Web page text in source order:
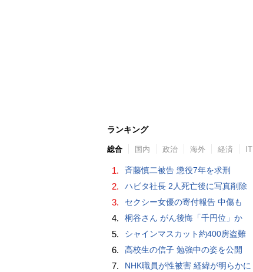
ランキング
総合 国内 政治 海外 経済 IT
1. 斉藤慎二被告 懲役7年を求刑
2. ハビタ社長 2人死亡後に写真削除
3. セクシー女優の寄付報告 中傷も
4. 桐谷さん がん後悔「千円位」か
5. シャインマスカット約400房盗難
6. 高校生の信子 勉強中の姿を公開
7. NHK職員が性被害 経緯が明らかに